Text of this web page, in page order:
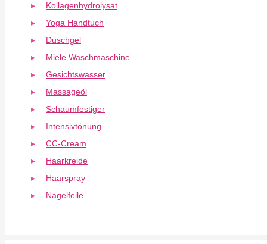
Kollagenhydrolysat
Yoga Handtuch
Duschgel
Miele Waschmaschine
Gesichtswasser
Massageöl
Schaumfestiger
Intensivtönung
CC-Cream
Haarkreide
Haarspray
Nagelfeile